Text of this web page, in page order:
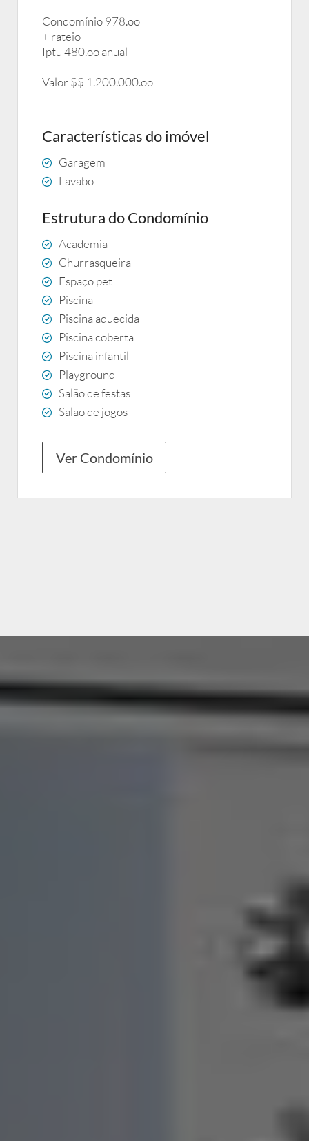
Condomínio 978.oo
+ rateio
Iptu 480.oo anual
Valor $$ 1.200.000.oo
Características do imóvel
Garagem
Lavabo
Estrutura do Condomínio
Academia
Churrasqueira
Espaço pet
Piscina
Piscina aquecida
Piscina coberta
Piscina infantil
Playground
Salão de festas
Salão de jogos
Ver Condomínio